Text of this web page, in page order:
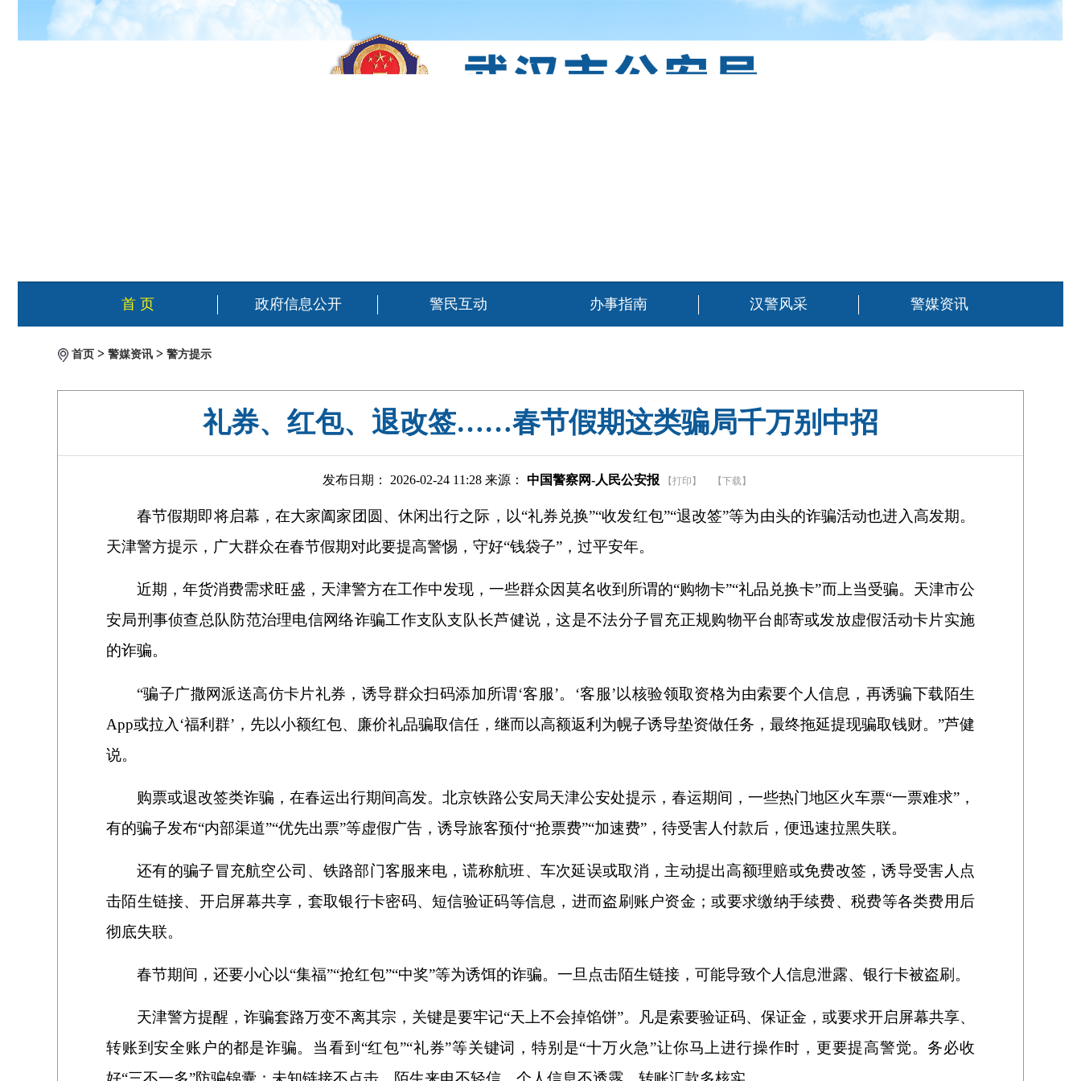
首 页 政府信息公开 警民互动 办事指南 汉警风采 警媒资讯
首页 > 警媒资讯 > 警方提示
礼券、红包、退改签……春节假期这类骗局千万别中招
发布日期： 2026-02-24 11:28 来源： 中国警察网-人民公安报 【打印】 【下载】
春节假期即将启幕，在大家阖家团圆、休闲出行之际，以“礼券兑换”“收发红包”“退改签”等为由头的诈骗活动也进入高发期。
天津警方提示，广大群众在春节假期对此要提高警惕，守好“钱袋子”，过平安年。
近期，年货消费需求旺盛，天津警方在工作中发现，一些群众因莫名收到所谓的“购物卡”“礼品兑换卡”而上当受骗。天津市公
安局刑事侦查总队防范治理电信网络诈骗工作支队支队长芦健说，这是不法分子冒充正规购物平台邮寄或发放虚假活动卡片实施
的诈骗。
“骗子广撒网派送高仿卡片礼券，诱导群众扫码添加所谓‘客服’。‘客服’以核验领取资格为由索要个人信息，再诱骗下载陌生
App或拉入‘福利群’，先以小额红包、廉价礼品骗取信任，继而以高额返利为幌子诱导垫资做任务，最终拖延提现骗取钱财。”芦健
说。
购票或退改签类诈骗，在春运出行期间高发。北京铁路公安局天津公安处提示，春运期间，一些热门地区火车票“一票难求”，
有的骗子发布“内部渠道”“优先出票”等虚假广告，诱导旅客预付“抢票费”“加速费”，待受害人付款后，便迅速拉黑失联。
还有的骗子冒充航空公司、铁路部门客服来电，谎称航班、车次延误或取消，主动提出高额理赔或免费改签，诱导受害人点
击陌生链接、开启屏幕共享，套取银行卡密码、短信验证码等信息，进而盗刷账户资金；或要求缴纳手续费、税费等各类费用后
彻底失联。
春节期间，还要小心以“集福”“抢红包”“中奖”等为诱饵的诈骗。一旦点击陌生链接，可能导致个人信息泄露、银行卡被盗刷。
天津警方提醒，诈骗套路万变不离其宗，关键是要牢记“天上不会掉馅饼”。凡是索要验证码、保证金，或要求开启屏幕共享、
转账到安全账户的都是诈骗。当看到“红包”“礼券”等关键词，特别是“十万火急”让你马上进行操作时，更要提高警觉。务必收